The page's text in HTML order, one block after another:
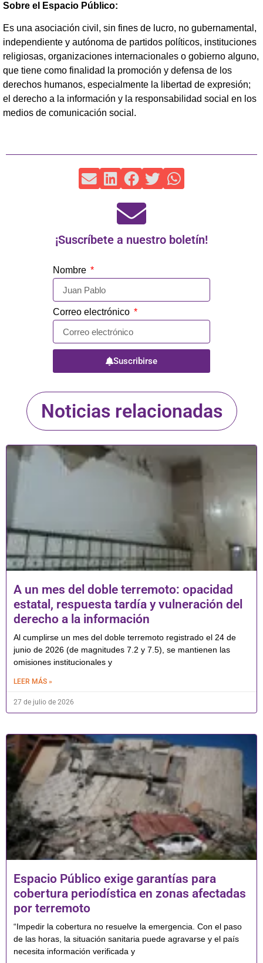
Sobre el Espacio Público:
Es una asociación civil, sin fines de lucro, no gubernamental,
independiente y autónoma de partidos políticos, instituciones
religiosas, organizaciones internacionales o gobierno alguno,
que tiene como finalidad la promoción y defensa de los
derechos humanos, especialmente la libertad de expresión;
el derecho a la información y la responsabilidad social en los
medios de comunicación social.
¡Suscríbete a nuestro boletín!
Nombre
Correo electrónico
Suscribirse
Noticias relacionadas
A un mes del doble terremoto: opacidad
estatal, respuesta tardía y vulneración del
derecho a la información
Al cumplirse un mes del doble terremoto registrado el 24 de
junio de 2026 (de magnitudes 7.2 y 7.5), se mantienen las
omisiones institucionales y
LEER MÁS »
27 de julio de 2026
Espacio Público exige garantías para
cobertura periodística en zonas afectadas
por terremoto
“Impedir la cobertura no resuelve la emergencia. Con el paso
de las horas, la situación sanitaria puede agravarse y el país
necesita información verificada y